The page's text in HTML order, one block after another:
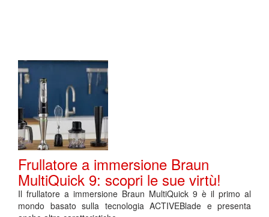
Frullatore a immersione Braun
MultiQuick 9: scopri le sue virtù!
Il frullatore a immersione Braun MultiQuick 9 è il primo al
mondo basato sulla tecnologia ACTIVEBlade e presenta